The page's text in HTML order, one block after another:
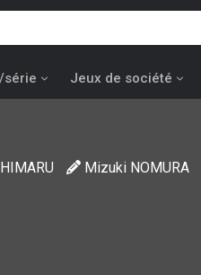
série Jeux de société
Mizuki NOMURA